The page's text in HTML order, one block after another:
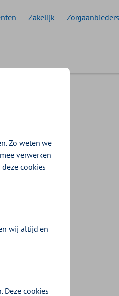
Zakelijk Zorgaanbieders
Zo weten we
verwerken
deze cookies
wij altijd en
Deze cookies